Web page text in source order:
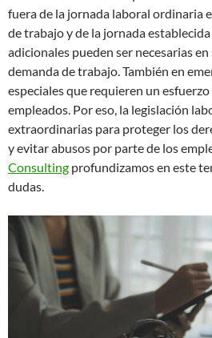
fuera de la jornada laboral ordinaria
de trabajo y de la jornada
adicionales pueden ser necesarias
demanda de trabajo. También en
especiales que requieren un
empleados. Por eso, la legislación
extraordinarias para proteger los
y evitar abusos por parte de los
Consulting profundizamos en este
dudas.